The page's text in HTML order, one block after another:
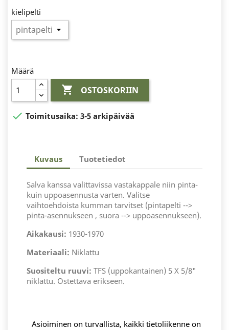
kielipelti
Määrä
 OSTOSKORIIN
 Toimitusaika: 3-5 arkipäivää
Kuvaus Tuotetiedot
Salva kanssa valittavissa vastakappale niin pinta-
kuin uppoasennusta varten. Valitse
vaihtoehdoista kumman tarvitset (pintapelti -->
pinta-asennukseen , suora --> uppoasennukseen).
Aikakausi: 1930-1970
Materiaali: Niklattu
Suositeltu ruuvi: TFS (uppokantainen) 5 X 5/8"
niklattu. Ostettava erikseen.
Asioiminen on turvallista, kaikki tietoliikenne on